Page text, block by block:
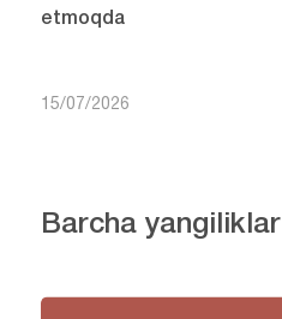
etmoqda
15/07/2026
Barcha yangiliklar